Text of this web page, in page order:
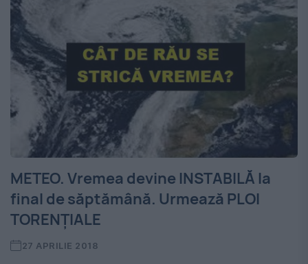
METEO. Vremea devine INSTABILĂ la
final de săptămână. Urmează PLOI
TORENȚIALE
27 APRILIE 2018